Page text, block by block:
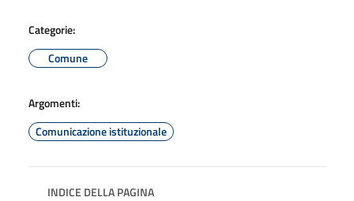
Categorie:
Comune
Argomenti:
Comunicazione istituzionale
INDICE DELLA PAGINA